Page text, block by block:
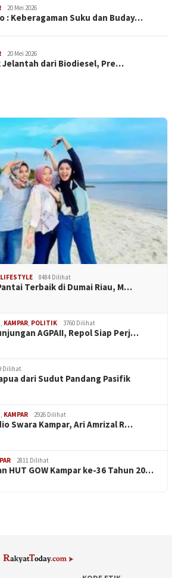
20 Mei 2026
: Keberagaman Suku dan Buday…
20 Mei 2026
Jelantah dari Biodiesel, Pre…
LIFESTYLE 8484 Dilihat
Terbaik di Dumai Riau, M…
KAMPAR POLITIK 3760 Dilihat
AGPAII, Repol Siap Perj…
Dilihat
dari Sudut Pandang Pasifik
KAMPAR 2926 Dilihat
Swara Kampar, Ari Amrizal R…
2811 Dilihat
HUT GOW Kampar ke-36 Tahun 20…